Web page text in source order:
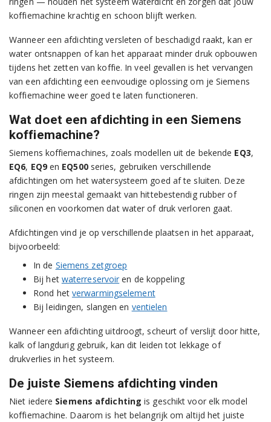
koffiemachine krachtig en schoon blijft werken.
Wanneer een afdichting versleten of beschadigd raakt, kan er
water ontsnappen of kan het apparaat minder druk opbouwen
tijdens het zetten van koffie. In veel gevallen is het vervangen
van een afdichting een eenvoudige oplossing om je Siemens
koffiemachine weer goed te laten functioneren.
Wat doet een afdichting in een Siemens
koffiemachine?
Siemens koffiemachines, zoals modellen uit de bekende EQ3,
EQ6, EQ9en EQ500series, gebruiken verschillende
afdichtingen om het watersysteem goed af te sluiten. Deze
ringen zijn meestal gemaakt van hittebestendig rubber of
siliconen en voorkomen dat water of druk verloren gaat.
Afdichtingen vind je op verschillende plaatsen in het apparaat,
bijvoorbeeld:
In de Siemens zetgroep
Bij het waterreservoir en de koppeling
Rond het verwarmingselement
Bij leidingen, slangen en ventielen
Wanneer een afdichting uitdroogt, scheurt of verslijt door hitte,
kalk of langdurig gebruik, kan dit leiden tot lekkage of
drukverlies in het systeem.
De juiste Siemens afdichting vinden
Niet iedere Siemens afdichting is geschikt voor elk model
koffiemachine. Daarom is het belangrijk om altijd het juiste